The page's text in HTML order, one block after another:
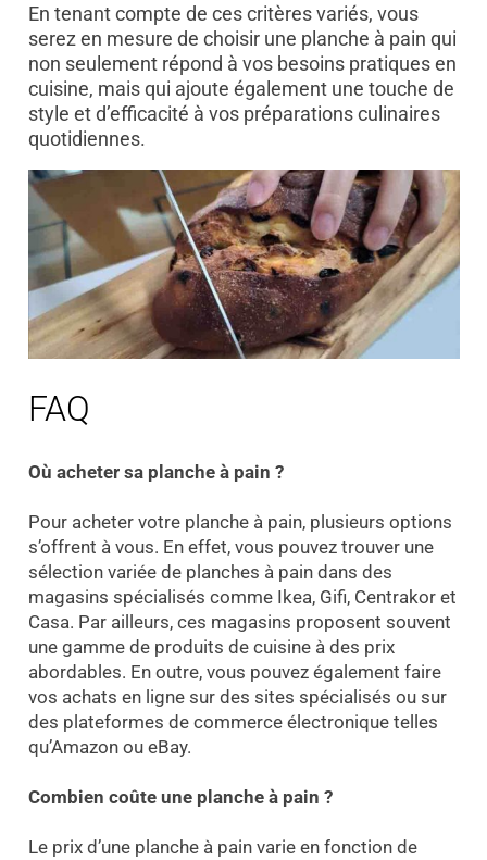
En tenant compte de ces critères variés, vous
serez en mesure de choisir une planche à pain qui
non seulement répond à vos besoins pratiques en
cuisine, mais qui ajoute également une touche de
style et d’efficacité à vos préparations culinaires
quotidiennes.
FAQ
Où acheter sa planche à pain ?
Pour acheter votre planche à pain, plusieurs options
s’offrent à vous. En effet, vous pouvez trouver une
sélection variée de planches à pain dans des
magasins spécialisés comme Ikea, Gifi, Centrakor et
Casa. Par ailleurs, ces magasins proposent souvent
une gamme de produits de cuisine à des prix
abordables. En outre, vous pouvez également faire
vos achats en ligne sur des sites spécialisés ou sur
des plateformes de commerce électronique telles
qu’Amazon ou eBay.
Combien coûte une planche à pain ?
Le prix d’une planche à pain varie en fonction de